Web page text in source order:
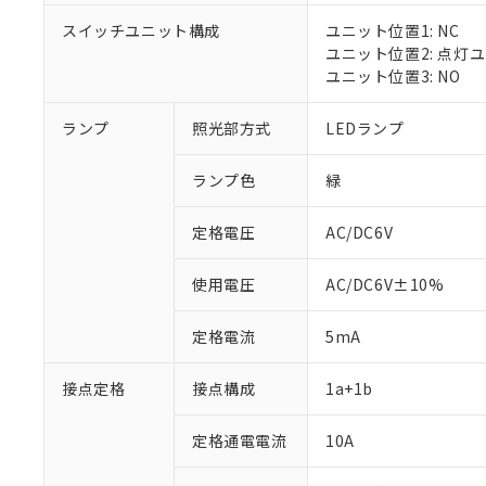
スイッチユニット構成
ユニット位置1: NC
ユニット位置2: 点灯
ユニット位置3: NO
ランプ 照光部方式 LEDランプ
ランプ色 緑
定格電圧 AC/DC6V
使用電圧 AC/DC6V±10%
定格電流 5mA
接点定格 接点構成 1a+1b
定格通電電流 10A
ご利用条件
以下の条件をお読
当社制御機
のであり、
※1 対応状況
対応済み：EU
調査・確認中：
非該当品：ライセ
仕入先様の事情に
があります。
鉛(Pb) 1000ppm以下、
ル（DBP） 1000ppm以
フタル酸エステル類の
「○」：最大均質
「×」：最大均質
「－」：未確認で
*中国RoHS10物質の基
Pb(鉛) :1000ppm、
Cr(Ⅵ)(六価クロム) :
DBP(フタル酸ジブチル
DEHP(フタル酸ビス(2-
などの必要
ます。
置等に一切
記
説明